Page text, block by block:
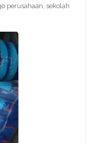
perusahaan, sekolah